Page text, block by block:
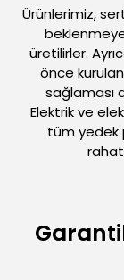
Ürünlerimiz,
üretilirler.
önce
sağlaması
Elektrik ve
tüm yedek